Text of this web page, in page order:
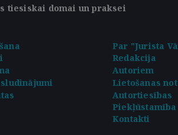
tiesiskai domai un praksei
Par "Jurista
Redakcija
Autoriem
Lietošanas
Autortiesības
Piekļūstamība
Kontakti